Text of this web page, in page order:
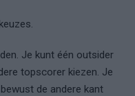
Je kunt één outsider
topscorer kiezen. Je
de andere kant